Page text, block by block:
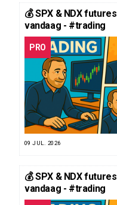
💰 SPX & NDX
vandaag - #trading
PRO
09 JUL. 2026
💰 SPX & NDX
vandaag - #trading